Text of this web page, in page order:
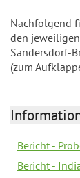
Nachfolgend
den
Sandersdorf-
(zum
Bericht -
Bericht -